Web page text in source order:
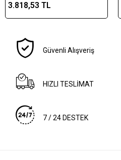
3.818,53 TL
Güvenli Alışveriş
HIZLI TESLİMAT
7 / 24 DESTEK